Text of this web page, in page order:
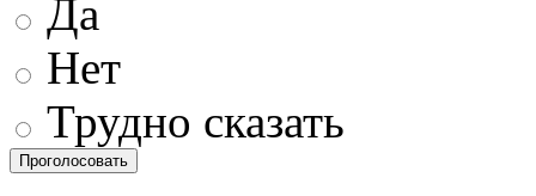
Да
Нет
Трудно сказать